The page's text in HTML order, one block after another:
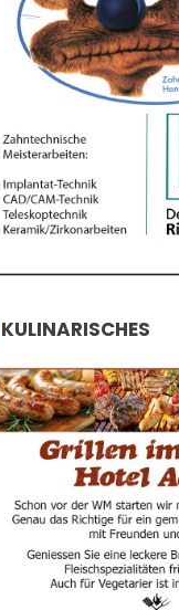
KULINARISCHES